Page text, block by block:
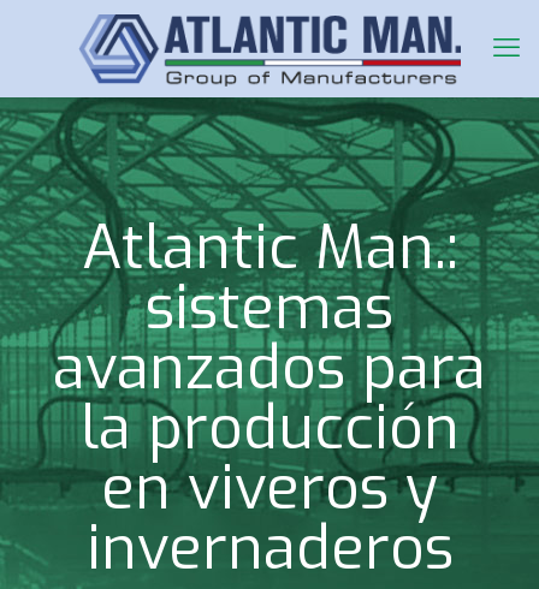
Atlantic Man.:
sistemas
avanzados para
la producción
en viveros y
invernaderos